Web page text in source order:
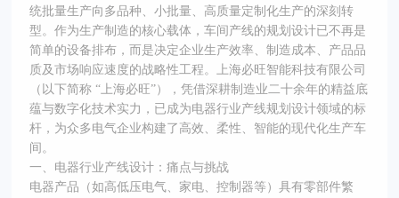
统批量生产向多品种、小批量、高质量定制化生产的深刻转
型。作为生产制造的核心载体，车间产线的规划设计已不再是
简单的设备排布，而是决定企业生产效率、制造成本、产品品
质及市场响应速度的战略性工程。上海必旺智能科技有限公司
（以下简称 “上海必旺”），凭借深耕制造业二十余年的精益底
蕴与数字化技术实力，已成为电器行业产线规划设计领域的标
杆，为众多电气企业构建了高效、柔性、智能的现代化生产车
间。
一、电器行业产线设计：痛点与挑战
电器产品（如高低压电气、家电、控制器等）具有零部件繁